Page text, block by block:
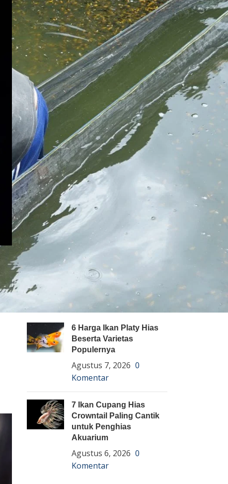
Koki
Guppy
Platy
Glofish
Danio
Manfish
Discuss
Palmas
Kura-kura
KATEGORI
Berita
Bisnis
Budidaya
Event
Informasi Lain
Pembenihan Ikan
Pembesaran Ikan
Penyakit Ikan
Teknologi dan Inovasi
ARTIKEL TERBARU
6 Harga Ikan Platy Hias
Beserta Varietas
Populernya
Agustus 7, 2026 0
Komentar
7 Ikan Cupang Hias
Crowntail Paling Cantik
untuk Penghias
Akuarium
Agustus 6, 2026 0
Komentar